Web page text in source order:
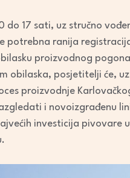
decrease
volume.
17 sati, uz stručno
potrebna ranija
proizvodnog
obilaska, posjetitelji će,
proizvodnje
i novoizgrađenu
investicija pivovare